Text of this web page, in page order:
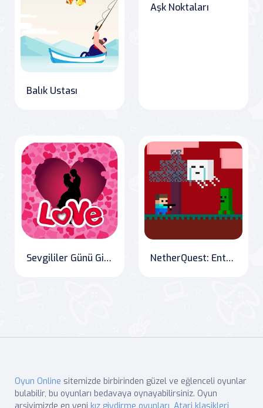
Balık Ustası
Aşk Noktaları
Sevgililer Günü Gizli Kalpleri NetherQuest: Enter the Dark Realm with Steve
Oyun Online sitemizde birbirinden güzel ve eğlenceli oyunlar
bulabilir, bu oyunları bedavaya oynayabilirsiniz. Oyun